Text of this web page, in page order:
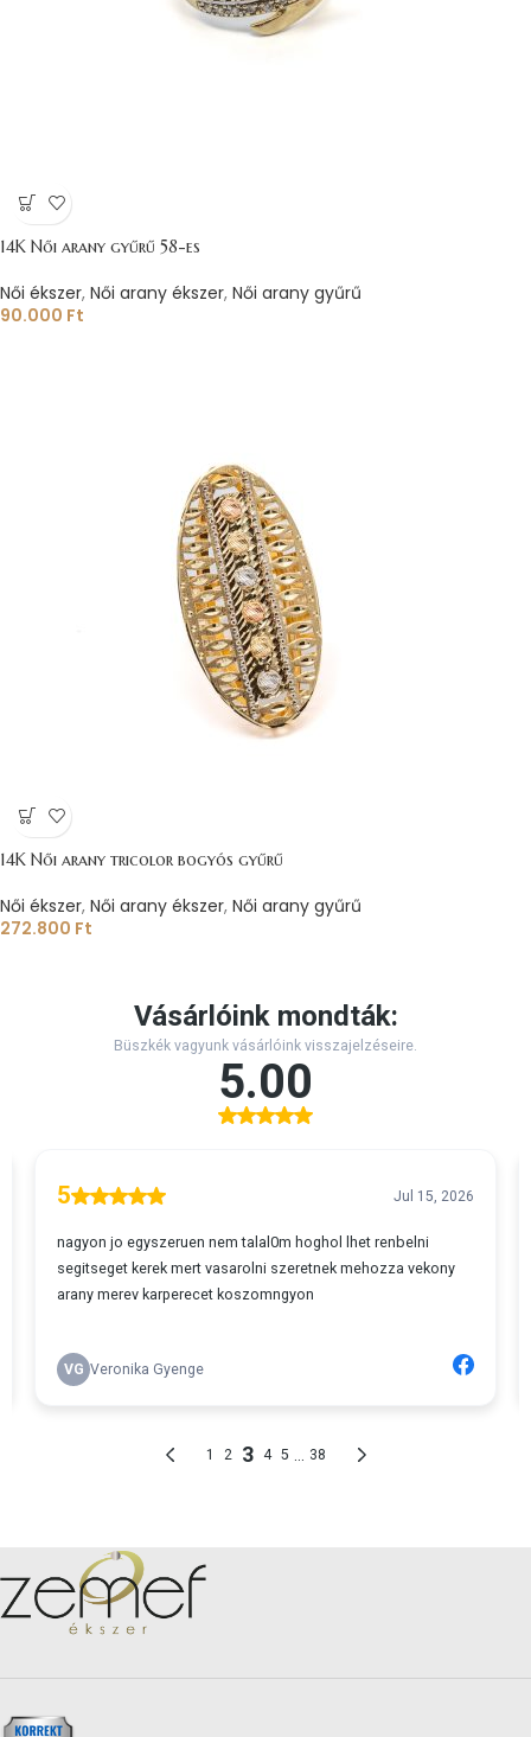
14K Női arany gyűrű 58-es
Női ékszer, Női arany ékszer, Női arany gyűrű
90.000 Ft
14K Női arany tricolor bogyós gyűrű
Női ékszer, Női arany ékszer, Női arany gyűrű
272.800 Ft